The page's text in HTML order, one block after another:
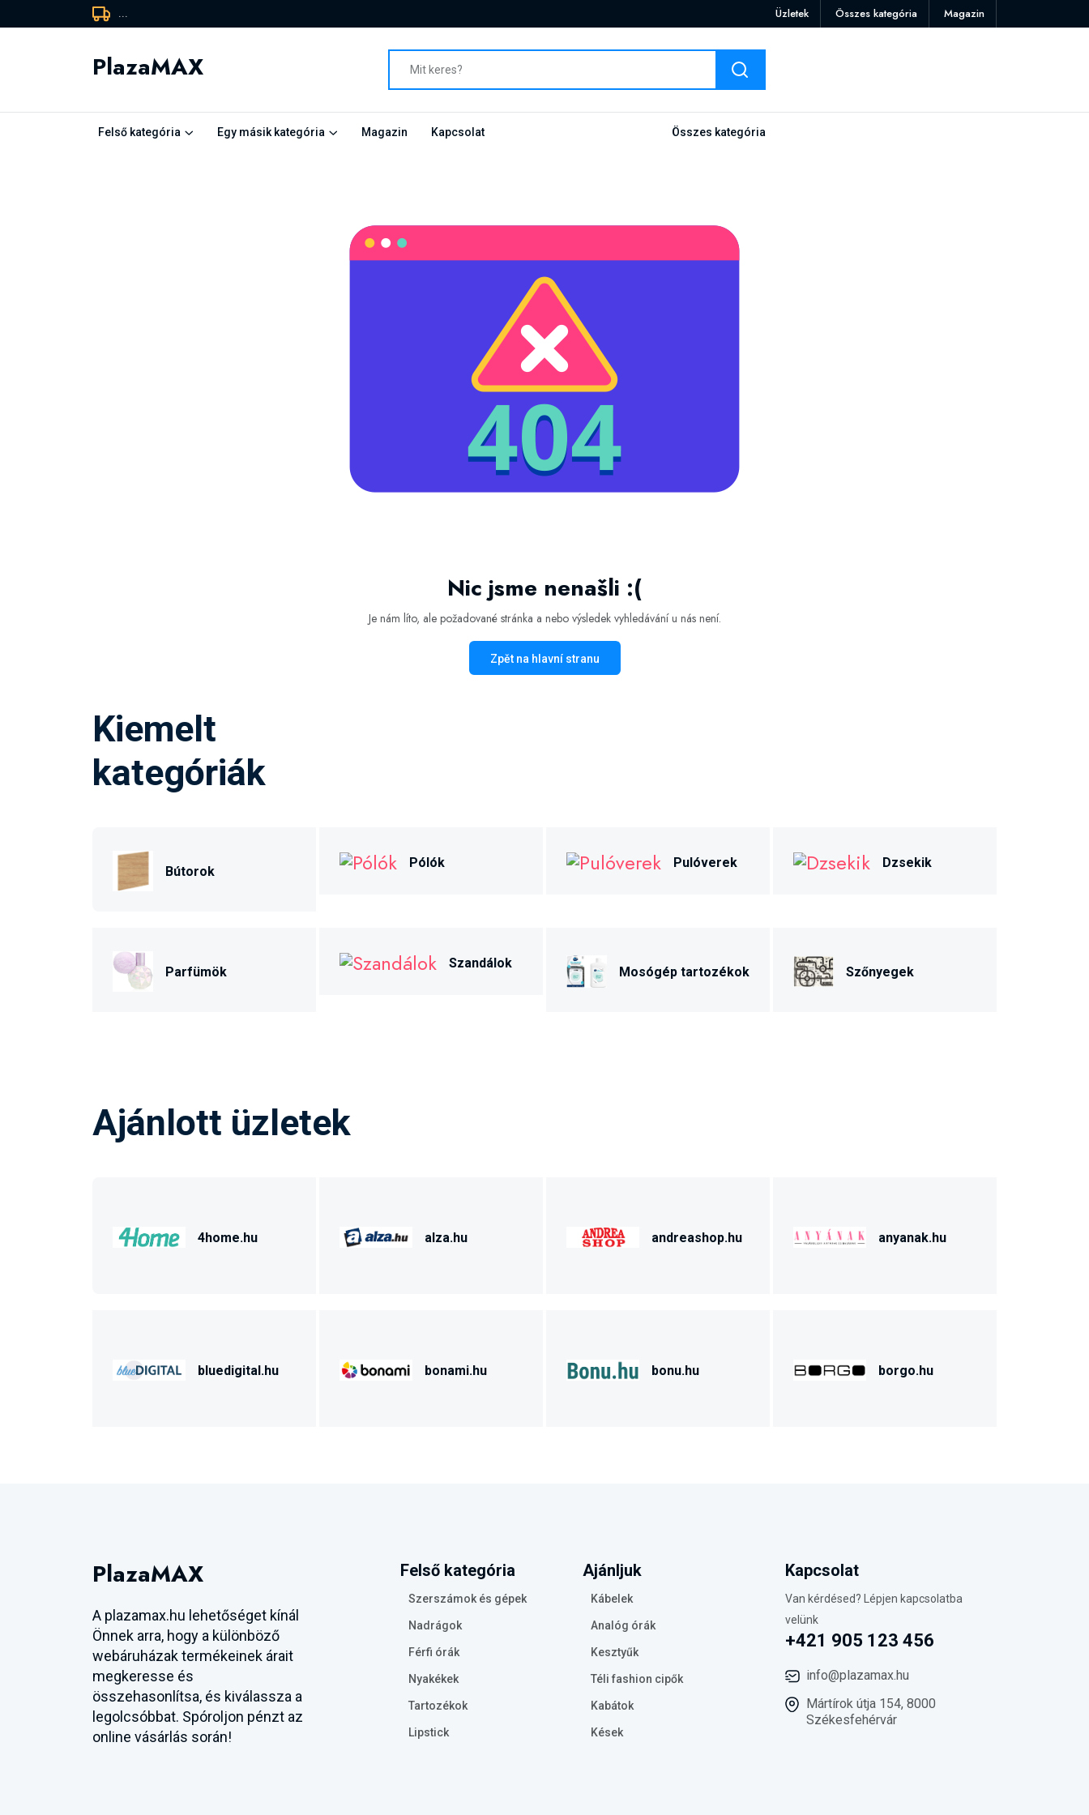
... Üzletek Összes kategória Magazin
PlazaMAX
Felső kategória Egy másik kategória Magazin Kapcsolat Összes kategória
Nic jsme nenašli :(
Je nám líto, ale požadované stránka a nebo výsledek vyhledávání u nás není.
Zpět na hlavní stranu
Kiemelt
kategóriák
Bútorok
Pólók Pulóverek Dzsekik
Parfümök
Szandálok
Mosógép tartozékok Szőnyegek
Ajánlott üzletek
4home.hu alza.hu andreashop.hu anyanak.hu
bluedigital.hu bonami.hu bonu.hu borgo.hu
PlazaMAX
A plazamax.hu lehetőséget kínál
Önnek arra, hogy a különböző
webáruházak termékeinek árait
megkeresse és
összehasonlítsa, és kiválassza a
legolcsóbbat. Spóroljon pénzt az
online vásárlás során!
Felső kategória
Szerszámok és gépek
Nadrágok
Férfi órák
Nyakékek
Tartozékok
Lipstick
Ajánljuk
Kábelek
Analóg órák
Kesztyűk
Téli fashion cipők
Kabátok
Kések
Kapcsolat
Van kérdésed? Lépjen kapcsolatba
velünk
+421 905 123 456
info@plazamax.hu
Mártírok útja 154, 8000
Székesfehérvár